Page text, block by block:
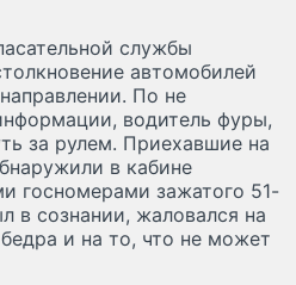
службы
автомобилей
По не
водитель фуры,
за рулем. Приехавшие на
в кабине
госномерами зажатого 51-
в сознании, жаловался на
и на то, что не может